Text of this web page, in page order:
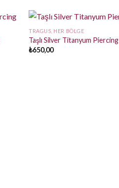
TRAGUS, HER BÖLGE
Taşlı Silver Titanyum Piercing
₺650,00